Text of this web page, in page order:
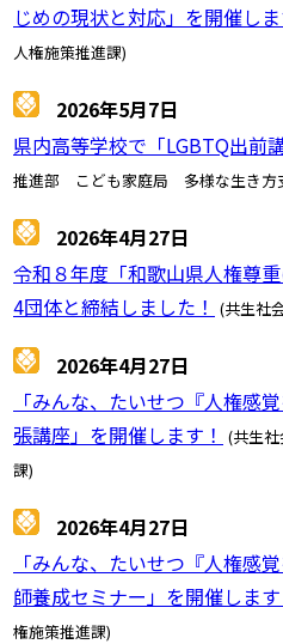
じめの現状と対応」を開催しま
人権施策推進課)
2026年5月7日
県内高等学校で「LGBTQ出前
推進部 こども家庭局 多様な生き方
2026年4月27日
令和８年度「和歌山県人権尊
4団体と締結しました！ (共生社
2026年4月27日
「みんな、たいせつ『人権感
張講座」を開催します！ (共生
課)
2026年4月27日
「みんな、たいせつ『人権感
師養成セミナー」を開催します
権施策推進課)